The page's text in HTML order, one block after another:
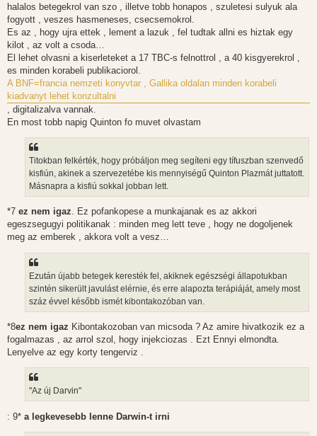
halalos betegekrol van szo , illetve tobb honapos , szuletesi sulyuk ala
fogyott , veszes hasmeneses, csecsemokrol.
Es az , hogy ujra ettek , lement a lazuk , fel tudtak allni es hiztak egy
kilot , az volt a csoda…
El lehet olvasni a kiserleteket a 17 TBC-s felnottrol , a 40 kisgyerekrol ,
es minden korabeli publikaciorol.
A BNF=francia nemzeti konyvtar , Gallika oldalan minden korabeli
kiadvanyt lehet konzultalni
, digitalizalva vannak.
En most tobb napig Quinton fo muvet olvastam
Titokban felkérték, hogy próbáljon meg segíteni egy tífuszban szenvedő
kisfiún, akinek a szervezetébe kis mennyiségű Quinton Plazmát juttatott.
Másnapra a kisfiú sokkal jobban lett.
*7 ez nem igaz. Ez pofankopese a munkajanak es az akkori
egeszsegugyi politikanak : minden meg lett teve , hogy ne dogoljenek
meg az emberek , akkora volt a vesz…
Ezután újabb betegek keresték fel, akiknek egészségi állapotukban
szintén sikerült javulást elérnie, és erre alapozta terápiáját, amely most
száz évvel később ismét kibontakozóban van.
*8ez nem igaz Kibontakozoban van micsoda ? Az amire hivatkozik ez a
fogalmazas , az arrol szol, hogy injekciozas . Ezt Ennyi elmondta.
Lenyelve az egy korty tengerviz .
"Az új Darvin"
: 9* a legkevesebb lenne Darwin-t irni